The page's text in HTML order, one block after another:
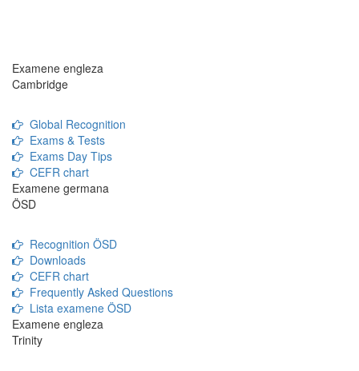
Examene engleza
Cambridge
Global Recognition
Exams & Tests
Exams Day Tips
CEFR chart
Examene germana
ÖSD
Recognition ÖSD
Downloads
CEFR chart
Frequently Asked Questions
Lista examene ÖSD
Examene engleza
Trinity